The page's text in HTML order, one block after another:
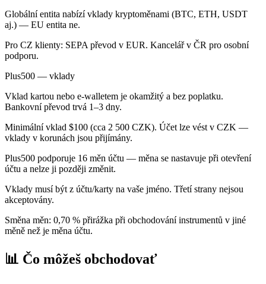
Globální entita nabízí vklady kryptoměnami (BTC, ETH, USDT
aj.) — EU entita ne.
Pro CZ klienty: SEPA převod v EUR. Kancelář v ČR pro osobní
podporu.
Plus500 — vklady
Vklad kartou nebo e-walletem je okamžitý a bez poplatku.
Bankovní převod trvá 1–3 dny.
Minimální vklad $100 (cca 2 500 CZK). Účet lze vést v CZK —
vklady v korunách jsou přijímány.
Plus500 podporuje 16 měn účtu — měna se nastavuje při otevření
účtu a nelze ji později změnit.
Vklady musí být z účtu/karty na vaše jméno. Třetí strany nejsou
akceptovány.
Směna měn: 0,70 % přirážka při obchodování instrumentů v jiné
měně než je měna účtu.
📊 Čo môžeš obchodovať